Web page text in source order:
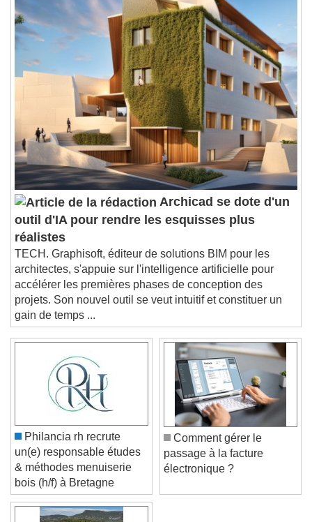
Playback Rate
Chapters
Descriptions
descriptions off, selected
Subtitles
subtitles settings, opens subtitles
settings dialog
subtitles off, selected
Audio Track
Picture-in-Picture
Fullscreen
This is a modal window.
Beginning of dialog window. Escape will cancel
and close the window.
Text
Color
Text Background
Color
Caption Area Background
Font Size
Text Edge Style
Archicad se dote d'un
outil d'IA pour rendre les esquisses plus
réalistes
TECH. Graphisoft, éditeur de solutions BIM pour les
architectes, s'appuie sur l'intelligence artificielle pour
accélérer les premières phases de conception des
projets. Son nouvel outil se veut intuitif et constituer un
gain de temps ...
Philancia rh recrute
un(e) responsable études
& méthodes menuiserie
bois (h/f) à Bretagne
Comment gérer le
passage à la facture